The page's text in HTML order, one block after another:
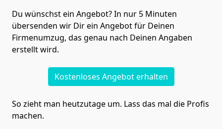
Du wünschst ein Angebot? In nur 5 Minuten
übersenden wir Dir ein Angebot für Deinen
Firmenumzug, das genau nach Deinen Angaben
erstellt wird.
Kostenloses Angebot erhalten
So zieht man heutzutage um. Lass das mal die Profis
machen.